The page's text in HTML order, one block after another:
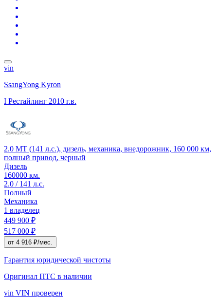
vin
SsangYong Kyron
I Рестайлинг 2010 г.в.
2.0 MT (141 л.с.), дизель, механика, внедорожник, 160 000 км,
полный привод, черный
Дизель
160000 км.
2.0 / 141 л.с.
Полный
Механика
1 владелец
449 900 ₽
517 000 ₽
от 4 916 ₽/мес.
Гарантия юридической чистоты
Оригинал ПТС в наличии
vin VIN проверен